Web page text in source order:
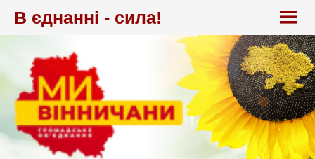
В єднанні - сила!